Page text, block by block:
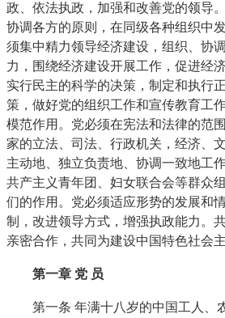
政、依法执政，加强和改善党的领导
协调各方的原则，在同级各种组织中
须集中精力领导经济建设，组织、协
力，围绕经济建设开展工作，促进经
实行民主的科学的决策，制定和执行
策，做好党的组织工作和宣传教育工
模范作用。党必须在宪法和法律的范
家的立法、司法、行政机关，经济、
主动地、独立负责地、协调一致地工
共产主义青年团、妇女联合会等群众
们的作用。党必须适应形势的发展和
制，改进领导方式，增强执政能力。
亲密合作，共同为建设中国特色社会
第一章 党 员
第一条 年满十八岁的中国工人、